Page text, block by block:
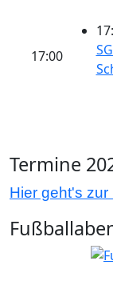
17:00
Termine
Hier geht's zur